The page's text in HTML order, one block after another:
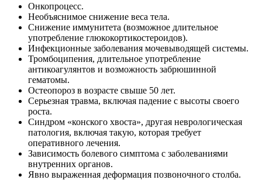
Онкопроцесс.
Необъяснимое снижение веса тела.
Снижение иммунитета (возможное длительное
употребление глюкокортикостероидов).
Инфекционные заболевания мочевыводящей системы.
Тромбоципения, длительное употребление
антикоагулянтов и возможность забрюшинной
гематомы.
Остеопороз в возрасте свыше 50 лет.
Серьезная травма, включая падение с высоты своего
роста.
Синдром «конского хвоста», другая неврологическая
патология, включая такую, которая требует
оперативного лечения.
Зависимость болевого симптома с заболеваниями
внутренних органов.
Явно выраженная деформация позвоночного столба.